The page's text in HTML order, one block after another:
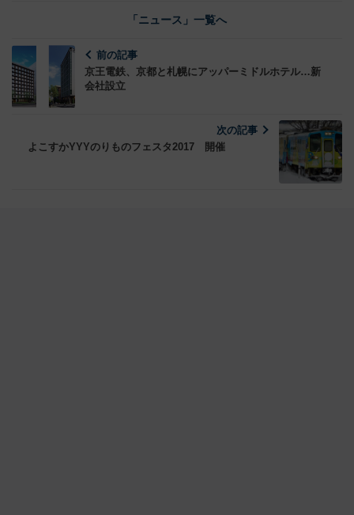
「ニュース」一覧へ
前の記事
京王電鉄、京都と札幌にアッパーミドルホテル…新
会社設立
次の記事
よこすかYYYのりものフェスタ2017 開催